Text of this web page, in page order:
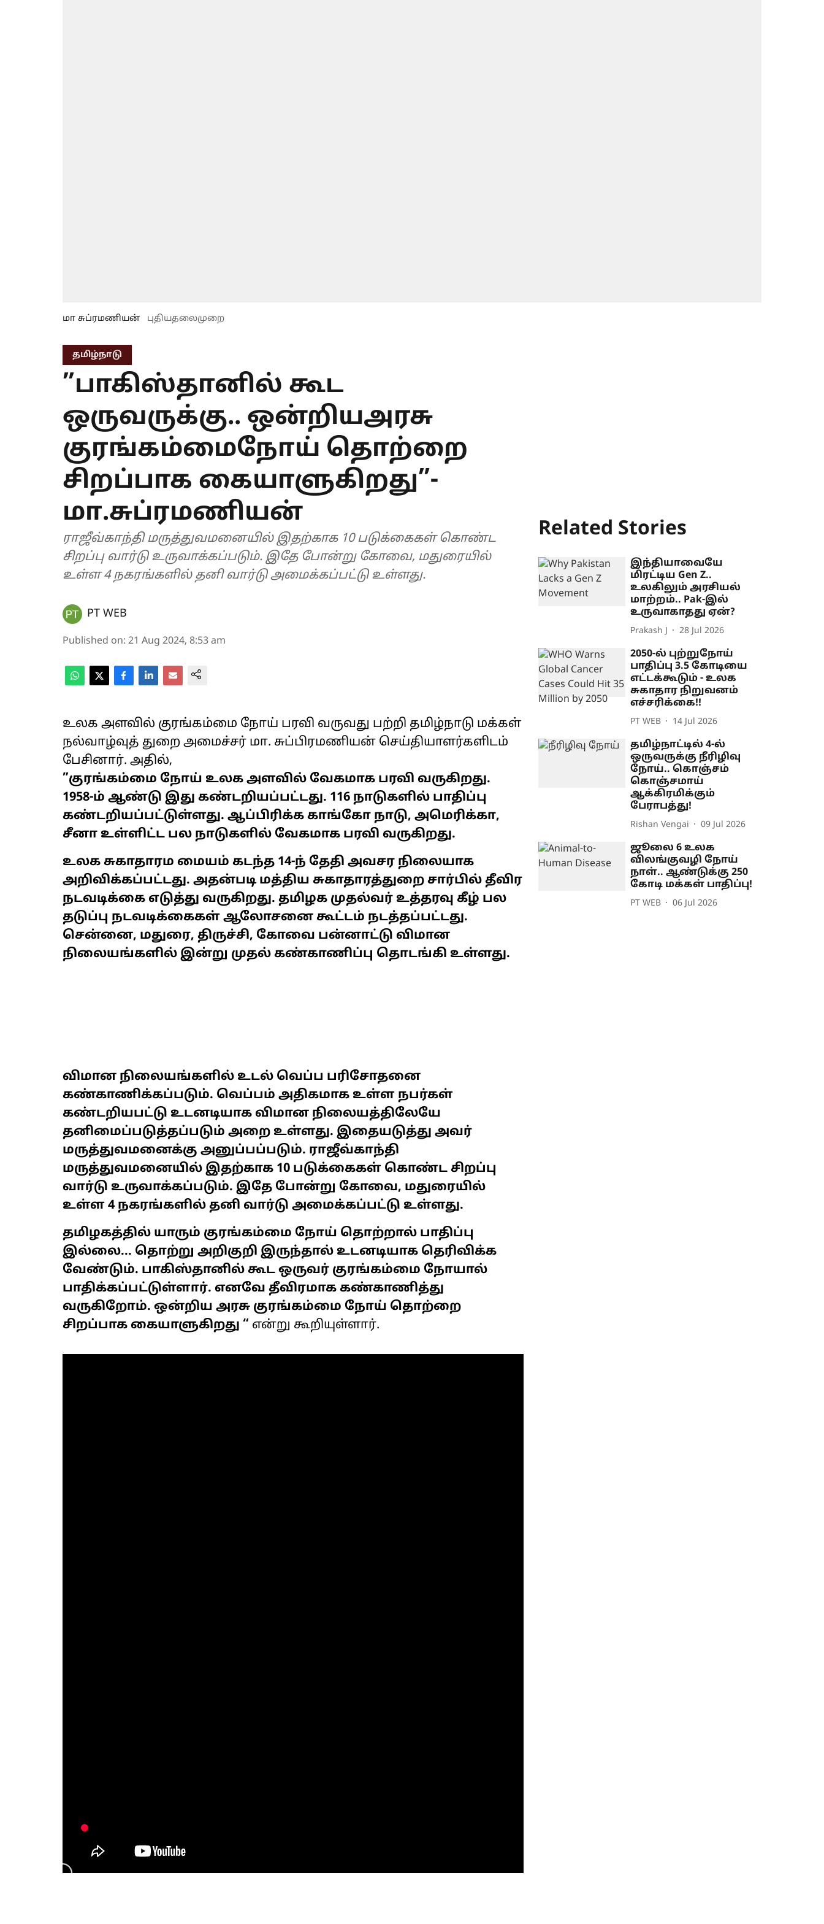
மா சுப்ரமணியன் புதியதலைமுறை
தமிழ்நாடு
”பாகிஸ்தானில் கூட
ஒருவருக்கு.. ஒன்றியஅரசு
குரங்கம்மைநோய் தொற்றை
சிறப்பாக கையாளுகிறது”-
மா.சுப்ரமணியன்
ராஜீவ்காந்தி மருத்துவமனையில் இதற்காக 10 படுக்கைகள் கொண்ட
சிறப்பு வார்டு உருவாக்கப்படும். இதே போன்று கோவை, மதுரையில்
உள்ள 4 நகரங்களில் தனி வார்டு அமைக்கப்பட்டு உள்ளது.
PT WEB
Published on: 21 Aug 2024, 8:53 am
உலக அளவில் குரங்கம்மை நோய் பரவி வருவது பற்றி தமிழ்நாடு மக்கள்
நல்வாழ்வுத் துறை அமைச்சர் மா. சுப்பிரமணியன் செய்தியாளர்களிடம்
பேசினார். அதில்,
”குரங்கம்மை நோய் உலக அளவில் வேகமாக பரவி வருகிறது.
1958-ம் ஆண்டு இது கண்டறியப்பட்டது. 116 நாடுகளில் பாதிப்பு
கண்டறியப்பட்டுள்ளது.‌ ஆப்பிரிக்க காங்கோ நாடு, அமெரிக்கா,
சீனா உள்ளிட்ட பல நாடுகளில் வேகமாக பரவி வருகிறது.‌
உலக சுகாதாரம மையம் கடந்த 14-ந் தேதி அவசர நிலையாக
அறிவிக்கப்பட்டது. அதன்படி மத்திய சுகாதாரத்துறை சார்பில் தீவிர
நடவடிக்கை எடுத்து வருகிறது. தமிழக முதல்வர்‌ உத்தரவு கீழ் பல
தடுப்பு நடவடிக்கைகள் ஆலோசனை கூட்டம் நடத்தப்பட்டது.
சென்னை, மதுரை, திருச்சி, கோவை‌ பன்னாட்டு விமான
நிலையங்களில் இன்று‌ முதல் கண்காணிப்பு தொடங்கி உள்ளது.
விமான நிலையங்களில் உடல் வெப்ப பரிசோதனை
கண்காணிக்கப்படும். வெப்பம் அதிகமாக உள்ள நபர்கள்
கண்டறியபட்டு உடனடியாக விமான நிலையத்திலேயே
தனிமைப்படுத்தப்படும் அறை உள்ளது. இதையடுத்து அவர்
மருத்துவமனைக்கு அனுப்பப்படும். ராஜீவ்காந்தி
மருத்துவமனையில் இதற்காக 10 படுக்கைகள் கொண்ட சிறப்பு
வார்டு உருவாக்கப்படும். இதே போன்று கோவை, மதுரையில்
உள்ள 4 நகரங்களில் தனி வார்டு அமைக்கப்பட்டு உள்ளது.
தமிழகத்தில் யாரும் குரங்கம்மை நோய் தொற்றால் பாதிப்பு
இல்லை... தொற்று அறிகுறி இருந்தால் உடனடியாக தெரிவிக்க
வேண்டும்‌. பாகிஸ்தானில் கூட ஒருவர் குரங்கம்மை நோயால்
பாதிக்கப்பட்டுள்ளார். எனவே தீவிரமாக கண்காணித்து
வருகிறோம். ஒன்றிய அரசு குரங்கம்மை நோய் தொற்றை
சிறப்பாக கையாளுகிறது “ என்று கூறியுள்ளார்.
Related Stories
இந்தியாவையே
மிரட்டிய Gen Z..
உலகிலும் அரசியல்
மாற்றம்.. Pak-இல்
உருவாகாதது ஏன்?
Prakash J 28 Jul 2026
2050-ல் புற்றுநோய்
பாதிப்பு 3.5 கோடியை
எட்டக்கூடும் - உலக
சுகாதார நிறுவனம்
எச்சரிக்கை!!
PT WEB 14 Jul 2026
தமிழ்நாட்டில் 4-ல்
ஒருவருக்கு நீரிழிவு
நோய்.. கொஞ்சம்
கொஞ்சமாய்
ஆக்கிரமிக்கும்
பேராபத்து!
Rishan Vengai 09 Jul 2026
ஜூலை 6 உலக
விலங்குவழி நோய்
நாள்.. ஆண்டுக்கு 250
கோடி மக்கள் பாதிப்பு!
PT WEB 06 Jul 2026